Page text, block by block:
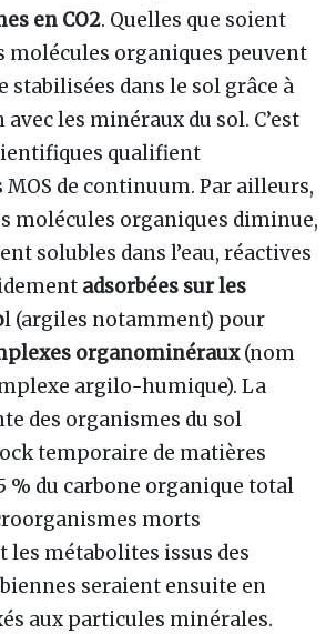
en CO2. Quelles que soient
molécules organiques peuvent
dans le sol grâce à
les minéraux du sol. C’est
qualifient
de continuum. Par ailleurs,
molécules organiques diminue,
solubles dans l’eau, réactives
adsorbées sur les
l (argiles notamment) pour
organominéraux(nom
argilo-humique). La
des organismes du sol
temporaire de matières
% du carbone organique total
morts
les métabolites issus des
seraient ensuite en
aux particules minérales.